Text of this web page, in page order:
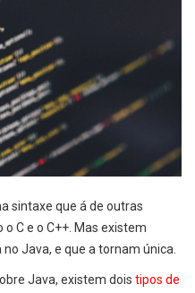
sintaxe que á de outras
C e o C++. Mas existem
Java, e que a tornam única.
Java, existem dois tipos de